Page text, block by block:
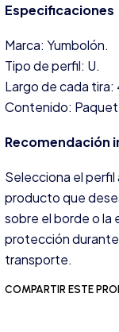
Especificaciones
Marca: Yumbolón.
Tipo de perfil: U.
Largo de cada tira:
Contenido:
Recomendación
Selecciona el
producto que
sobre el borde o la
protección durante
transporte.
COMPARTIR ESTE